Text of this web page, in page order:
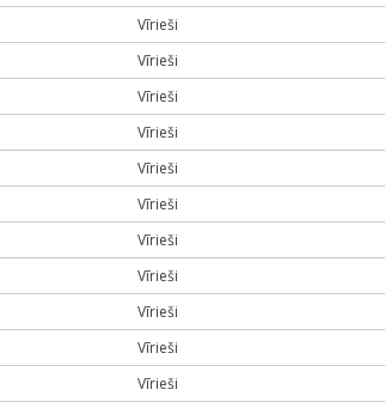
Vīrieši
Vīrieši
Vīrieši
Vīrieši
Vīrieši
Vīrieši
Vīrieši
Vīrieši
Vīrieši
Vīrieši
Vīrieši